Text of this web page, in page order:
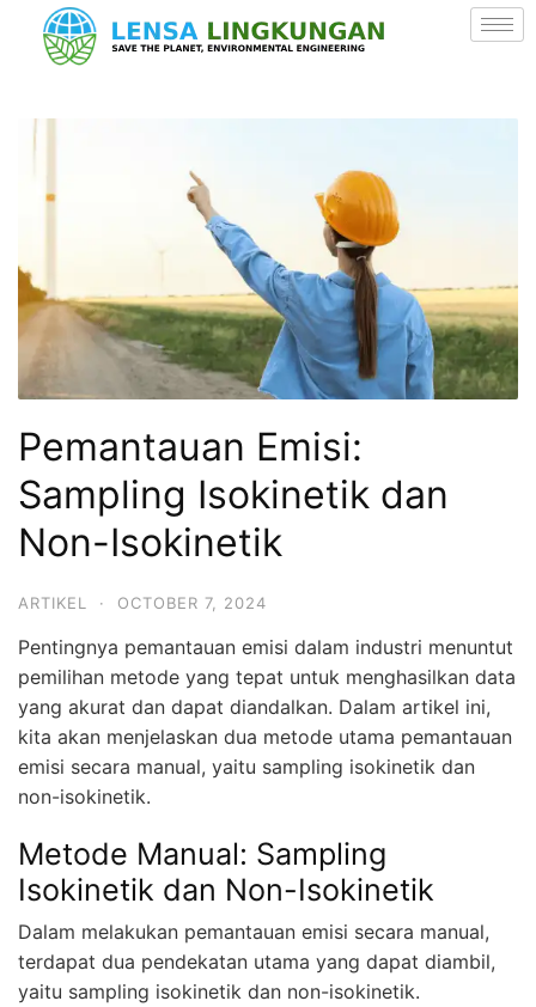
Pemantauan Emisi:
Sampling Isokinetik dan
Non-Isokinetik
ARTIKEL · OCTOBER 7, 2024
Pentingnya pemantauan emisi dalam industri menuntut
pemilihan metode yang tepat untuk menghasilkan data
yang akurat dan dapat diandalkan. Dalam artikel ini,
kita akan menjelaskan dua metode utama pemantauan
emisi secara manual, yaitu sampling isokinetik dan
non-isokinetik.
Metode Manual: Sampling
Isokinetik dan Non-Isokinetik
Dalam melakukan pemantauan emisi secara manual,
terdapat dua pendekatan utama yang dapat diambil,
yaitu sampling isokinetik dan non-isokinetik.